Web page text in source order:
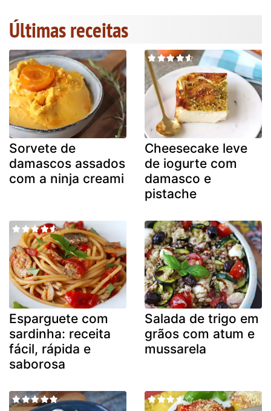
Últimas receitas
Sorvete de
damascos assados
com a ninja creami
Cheesecake leve
de iogurte com
damasco e
pistache
Esparguete com
sardinha: receita
fácil, rápida e
saborosa
Salada de trigo em
grãos com atum e
mussarela